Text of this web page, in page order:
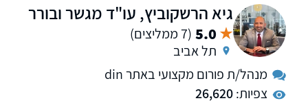
גיא הרשקוביץ, עו"ד מגשר ובורר
5.0 (7 ממליצים)
תל אביב
מנהל/ת פורום מקצועי באתר din
צפיות:26,620